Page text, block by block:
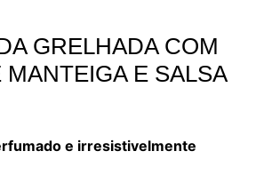
GRELHADA COM
MANTEIGA E SALSA
e irresistivelmente